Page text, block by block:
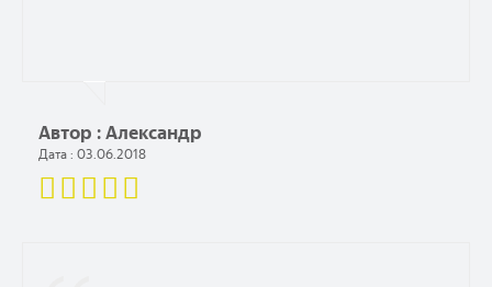
Автор : Александр
Дата : 03.06.2018